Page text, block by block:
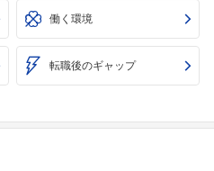
働く環境
転職後のギャップ